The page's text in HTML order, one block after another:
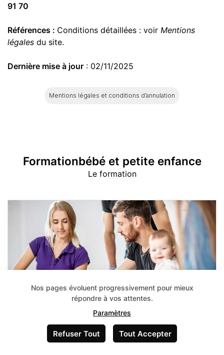
91 70
Références : Conditions détaillées : voir Mentions
légales du site.
Dernière mise à jour : 02/11/2025
Mentions légales et conditions d’annulation
Formationbébé et petite enfance
Le formation
Nos pages évoluent progressivement pour mieux
répondre à vos attentes.
Paramètres
Refuser Tout Tout Accepter